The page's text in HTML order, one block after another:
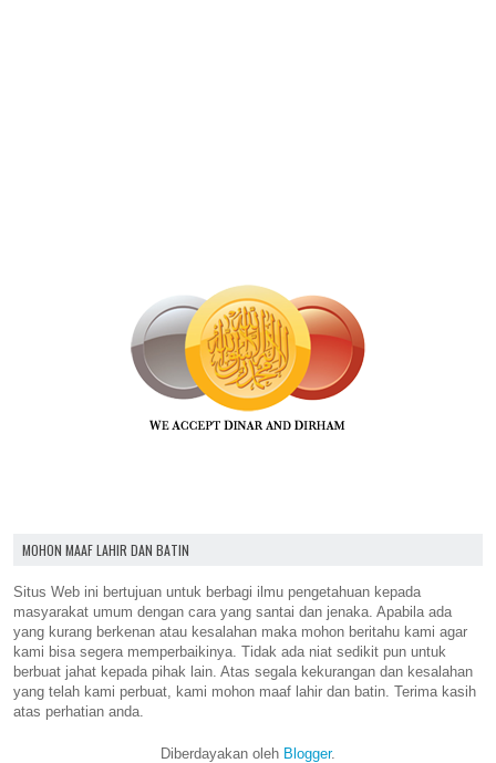
MOHON MAAF LAHIR DAN BATIN
Situs Web ini bertujuan untuk berbagi ilmu pengetahuan kepada
masyarakat umum dengan cara yang santai dan jenaka. Apabila ada
yang kurang berkenan atau kesalahan maka mohon beritahu kami agar
kami bisa segera memperbaikinya. Tidak ada niat sedikit pun untuk
berbuat jahat kepada pihak lain. Atas segala kekurangan dan kesalahan
yang telah kami perbuat, kami mohon maaf lahir dan batin. Terima kasih
atas perhatian anda.
Diberdayakan oleh Blogger.